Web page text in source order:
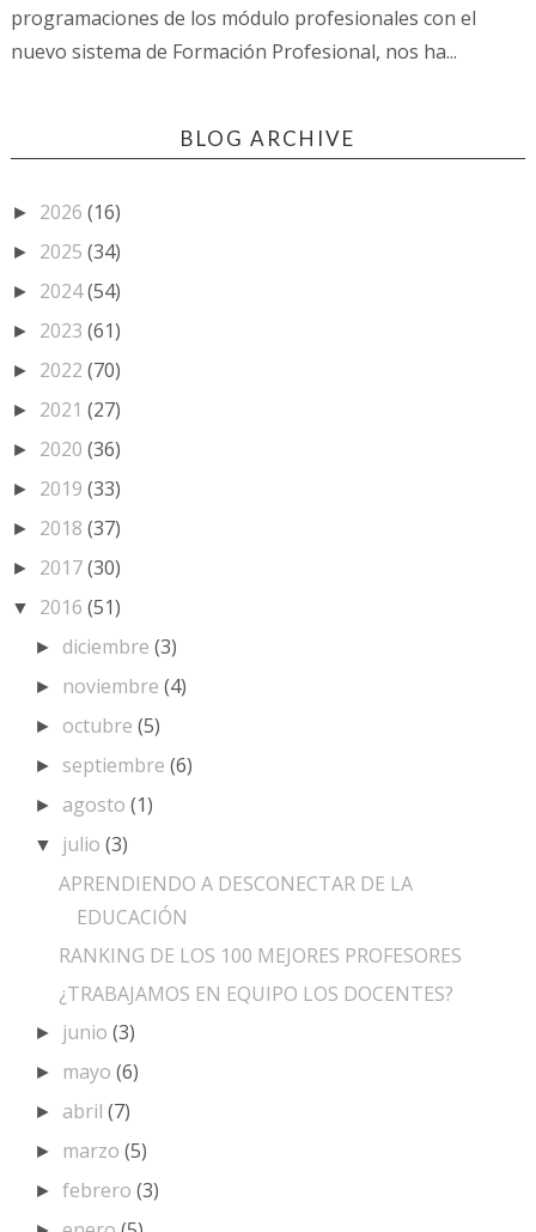
programaciones de los módulo profesionales con el
nuevo sistema de Formación Profesional, nos ha...
BLOG ARCHIVE
► 2026 (16)
► 2025 (34)
► 2024(54)
► 2023 (61)
► 2022 (70)
► 2021 (27)
► 2020 (36)
► 2019 (33)
► 2018 (37)
► 2017(30)
▼ 2016 (51)
► diciembre(3)
► noviembre(4)
► octubre(5)
► septiembre(6)
► agosto(1)
▼ julio(3)
APRENDIENDO A DESCONECTAR DE LA
EDUCACIÓN
RANKING DE LOS 100 MEJORES PROFESORES
¿TRABAJAMOS EN EQUIPO LOS DOCENTES?
► junio(3)
► mayo(6)
► abril(7)
► marzo(5)
►febrero(3)